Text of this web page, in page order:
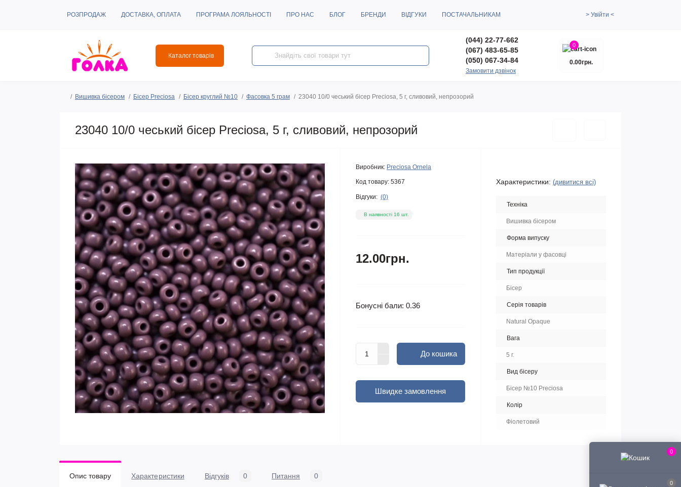
0
0
РОЗПРОДАЖ ДОСТАВКА, ОПЛАТА ПРОГРАМА ЛОЯЛЬНОСТІ ПРО НАС БЛОГ БРЕНДИ ВІДГУКИ ПОСТАЧАЛЬНИКАМ > Увійти <
Каталог товарів
(044) 22-77-662
(067) 483-65-85
(050) 067-34-84
Замовити дзвінок
0
0.00грн.
Вишивка бісером Бісер Preciosa Бісер круглий №10 Фасовка 5 грам 23040 10/0 чеський бісер Preciosa, 5 г, сливовий, непрозорий
23040 10/0 чеський бісер Preciosa, 5 г, сливовий, непрозорий
Виробник: Preciosa Ornela
Код товару: 5367
Відгуки: (0)
В наявності 16 шт.
12.00грн.
Бонусні бали: 0.36
До кошика
Швидке замовлення
Характеристики: (дивитися всі)
Техніка
Вишивка бісером
Форма випуску
Матеріали у фасовці
Тип продукції
Бісер
Серія товарів
Natural Opaque
Вага
5 г.
Вид бісеру
Бісер №10 Preciosa
Колір
Фіолетовий
Опис товару Характеристики Відгуків 0 Питання 0